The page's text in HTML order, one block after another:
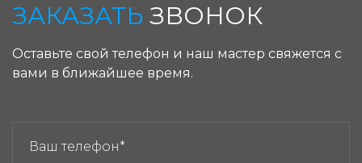
ЗАКАЗАТЬ ЗВОНОК
Оставьте свой телефон и наш мастер свяжется с
вами в ближайшее время.